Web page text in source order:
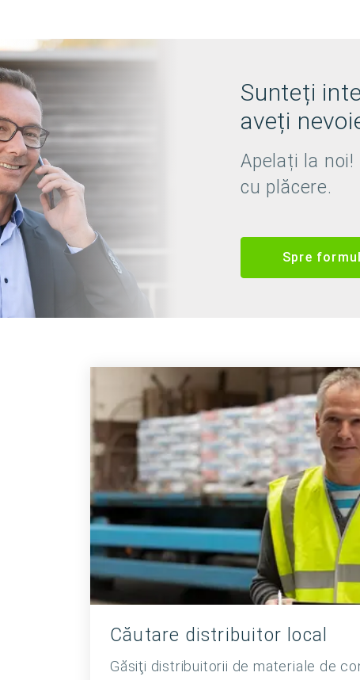
Sunteți
aveți
Apelați la
cu plăcere.
Spre
Căutare distribuitor local
Găsiţi distribuitorii de materiale de